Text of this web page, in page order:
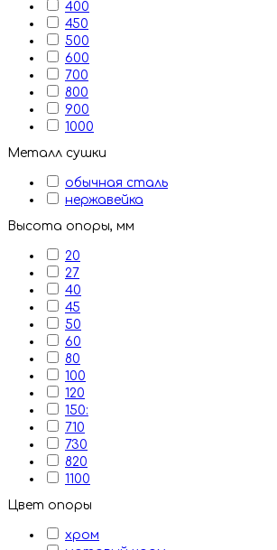
400
450
500
600
700
800
900
1000
Металл сушки
обычная сталь
нержавейка
Высота опоры, мм
20
27
40
45
50
60
80
100
120
150:
710
730
820
1100
Цвет опоры
хром